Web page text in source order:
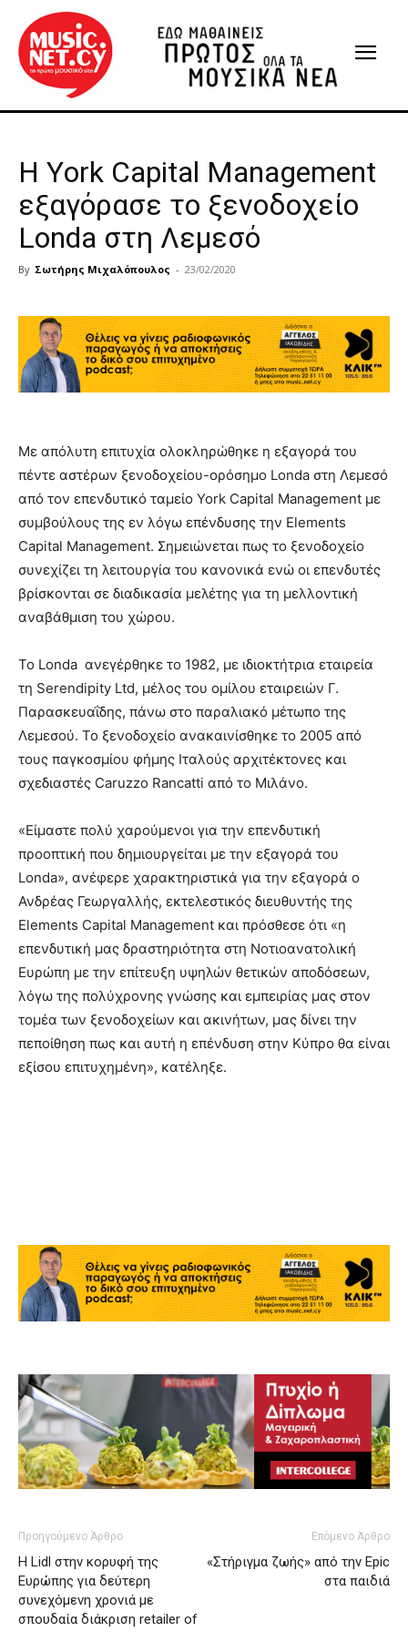
Η Υork Capital Management
εξαγόρασε το ξενοδοχείο
Londa στη Λεμεσό
By Σωτήρης Μιχαλόπουλος - 23/02/2020
Με απόλυτη επιτυχία ολοκληρώθηκε η εξαγορά του
πέντε αστέρων ξενοδοχείου-ορόσημο Londa στη Λεμεσό
από τον επενδυτικό ταμείο York Capital Management με
συμβούλους της εν λόγω επένδυσης την Elements
Capital Management. Σημειώνεται πως το ξενοδοχείο
συνεχίζει τη λειτουργία του κανονικά ενώ οι επενδυτές
βρίσκονται σε διαδικασία μελέτης για τη μελλοντική
αναβάθμιση του χώρου.
Το Londa ανεγέρθηκε το 1982, με ιδιοκτήτρια εταιρεία
τη Serendipity Ltd, μέλος του ομίλου εταιρειών Γ.
Παρασκευαΐδης, πάνω στο παραλιακό μέτωπο της
Λεμεσού. Το ξενοδοχείο ανακαινίσθηκε το 2005 από
τους παγκοσμίου φήμης Ιταλούς αρχιτέκτονες και
σχεδιαστές Caruzzo Rancatti από το Μιλάνο.
«Είμαστε πολύ χαρούμενοι για την επενδυτική
προοπτική που δημιουργείται με την εξαγορά του
Londa», ανέφερε χαρακτηριστικά για την εξαγορά ο
Ανδρέας Γεωργαλλής, εκτελεστικός διευθυντής της
Elements Capital Management και πρόσθεσε ότι «η
επενδυτική μας δραστηριότητα στη Νοτιοανατολική
Ευρώπη με την επίτευξη υψηλών θετικών αποδόσεων,
λόγω της πολύχρονης γνώσης και εμπειρίας μας στον
τομέα των ξενοδοχείων και ακινήτων, μας δίνει την
πεποίθηση πως και αυτή η επένδυση στην Κύπρο θα είναι
εξίσου επιτυχημένη», κατέληξε.
Προηγούμενο Άρθρο
Η Lidl στην κορυφή της
Ευρώπης για δεύτερη
συνεχόμενη χρονιά με
σπουδαία διάκριση retailer of
Επόμενο Άρθρο
«Στήριγμα ζωής» από την Epic
στα παιδιά